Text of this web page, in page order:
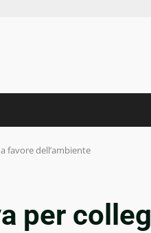
favore dell’ambiente
per